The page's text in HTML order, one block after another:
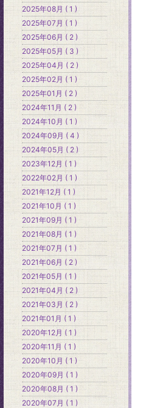
2025年08月 ( 1 )
2025年07月 ( 1 )
2025年06月 ( 2 )
2025年05月 ( 3 )
2025年04月 ( 2 )
2025年02月 ( 1 )
2025年01月 ( 2 )
2024年11月 ( 2 )
2024年10月 ( 1 )
2024年09月 ( 4 )
2024年05月 ( 2 )
2023年12月 ( 1 )
2022年02月 ( 1 )
2021年12月 ( 1 )
2021年10月 ( 1 )
2021年09月 ( 1 )
2021年08月 ( 1 )
2021年07月 ( 1 )
2021年06月 ( 2 )
2021年05月 ( 1 )
2021年04月 ( 2 )
2021年03月 ( 2 )
2021年01月 ( 1 )
2020年12月 ( 1 )
2020年11月 ( 1 )
2020年10月 ( 1 )
2020年09月 ( 1 )
2020年08月 ( 1 )
2020年07月 ( 1 )